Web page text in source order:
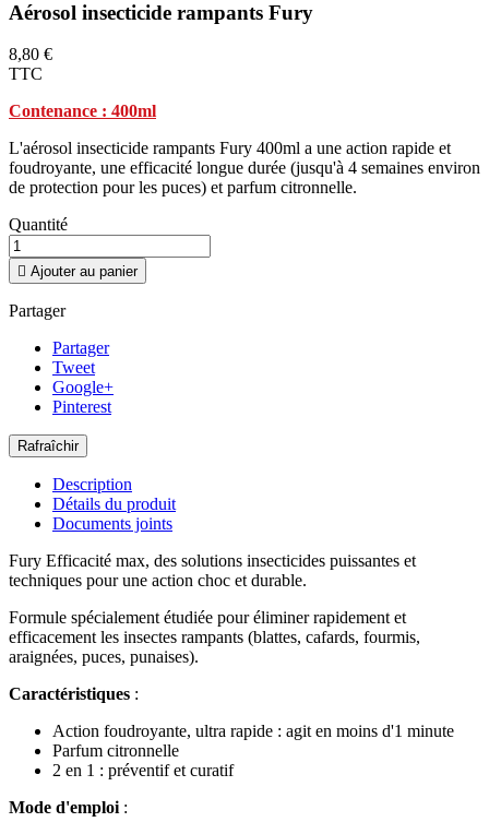
Aérosol insecticide rampants Fury
8,80 €
TTC
Contenance : 400ml
L'aérosol insecticide rampants Fury 400ml a une action rapide et
foudroyante, une efficacité longue durée (jusqu'à 4 semaines environ
de protection pour les puces) et parfum citronnelle.
Quantité
 Ajouter au panier
Partager
Partager
Tweet
Google+
Pinterest
Description
Détails du produit
Documents joints
Fury Efficacité max, des solutions insecticides puissantes et
techniques pour une action choc et durable.
Formule spécialement étudiée pour éliminer rapidement et
efficacement les insectes rampants (blattes, cafards, fourmis,
araignées, puces, punaises).
Caractéristiques :
Action foudroyante, ultra rapide : agit en moins d'1 minute
Parfum citronnelle
2 en 1 : préventif et curatif
Mode d'emploi: